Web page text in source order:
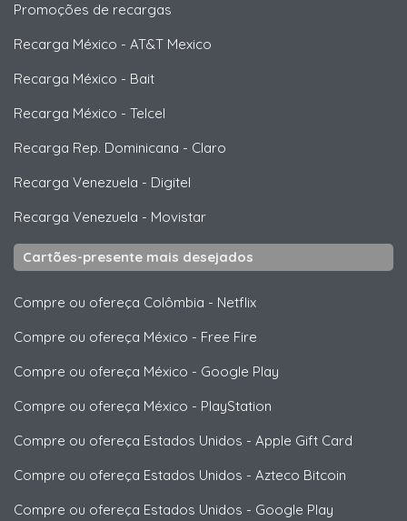
Promoções de recargas
Recarga México - AT&T Mexico
Recarga México - Bait
Recarga México - Telcel
Recarga Rep. Dominicana - Claro
Recarga Venezuela - Digitel
Recarga Venezuela - Movistar
Cartões-presente mais desejados
Compre ou ofereça Colômbia - Netflix
Compre ou ofereça México - Free Fire
Compre ou ofereça México - Google Play
Compre ou ofereça México - PlayStation
Compre ou ofereça Estados Unidos - Apple Gift Card
Compre ou ofereça Estados Unidos - Azteco Bitcoin
Compre ou ofereça Estados Unidos - Google Play